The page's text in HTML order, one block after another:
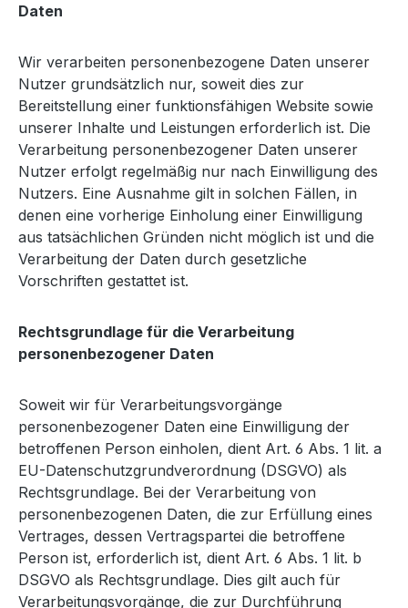
Daten
Wir verarbeiten personenbezogene Daten unserer
Nutzer grundsätzlich nur, soweit dies zur
Bereitstellung einer funktionsfähigen Website sowie
unserer Inhalte und Leistungen erforderlich ist. Die
Verarbeitung personenbezogener Daten unserer
Nutzer erfolgt regelmäßig nur nach Einwilligung des
Nutzers. Eine Ausnahme gilt in solchen Fällen, in
denen eine vorherige Einholung einer Einwilligung
aus tatsächlichen Gründen nicht möglich ist und die
Verarbeitung der Daten durch gesetzliche
Vorschriften gestattet ist.
Rechtsgrundlage für die Verarbeitung
personenbezogener Daten
Soweit wir für Verarbeitungsvorgänge
personenbezogener Daten eine Einwilligung der
betroffenen Person einholen, dient Art. 6 Abs. 1 lit. a
EU-Datenschutzgrundverordnung (DSGVO) als
Rechtsgrundlage. Bei der Verarbeitung von
personenbezogenen Daten, die zur Erfüllung eines
Vertrages, dessen Vertragspartei die betroffene
Person ist, erforderlich ist, dient Art. 6 Abs. 1 lit. b
DSGVO als Rechtsgrundlage. Dies gilt auch für
Verarbeitungsvorgänge, die zur Durchführung